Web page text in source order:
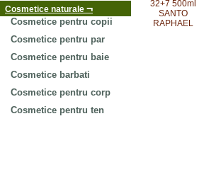
Cosmetice naturale ¬
Cosmetice pentru copii
Cosmetice pentru par
Cosmetice pentru baie
Cosmetice barbati
Cosmetice pentru corp
Cosmetice pentru ten